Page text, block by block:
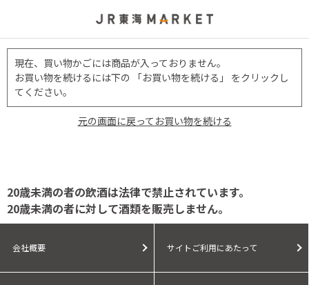
現在、買い物かごには商品が入っておりません。
お買い物を続けるには下の 「お買い物を続ける」 をクリックし
てください。
元の画面に戻ってお買い物を続ける
20歳未満の者の飲酒は法律で禁止されています。
20歳未満の者に対して酒類を販売しません。
会社概要 サイトご利用にあたって